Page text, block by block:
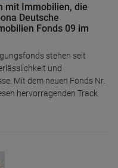
mit Immobilien, die
Deutsche
Fonds 09 im
stehen seit
und
Mit dem neuen Fonds Nr.
hervorragenden Track